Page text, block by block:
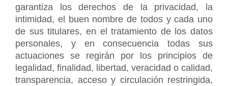
garantiza los derechos de la privacidad, la
intimidad, el buen nombre de todos y cada uno
de sus titulares, en el tratamiento de los datos
personales, y en consecuencia todas sus
actuaciones se regirán por los principios de
legalidad, finalidad, libertad, veracidad o calidad,
transparencia, acceso y circulación restringida,